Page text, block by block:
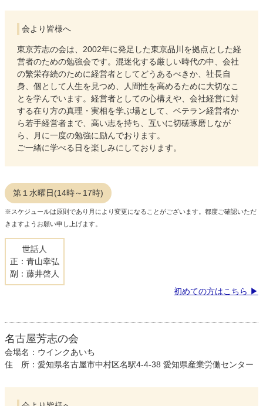
会より皆様へ
東京芳志の会は、2002年に発足した東京品川を拠点とした経
営者のための勉強会です。混迷化する厳しい時代の中、会社
の繁栄存続のために経営者としてどうあるべきか、社長自
身、個として人生を見つめ、人間性を高めるために大切なこ
とを学んでいます。経営者としての心構えや、会社経営に対
する在り方の真理・実相を学ぶ場として、ベテラン経営者か
ら若手経営者まで、高い志を持ち、互いに切磋琢磨しなが
ら、月に一度の勉強に励んでおります。
ご一緒に学べる日を楽しみにしております。
第１水曜日(14時～17時)
※スケジュールは原則であり月により変更になることがございます。都度ご確認いただ
きますようお願い申し上げます。
世話人
正：青山幸弘
副：藤井啓人
初めての方はこちら
名古屋芳志の会
会場名：ウインクあいち
住 所：愛知県名古屋市中村区名駅4-4-38 愛知県産業労働センター